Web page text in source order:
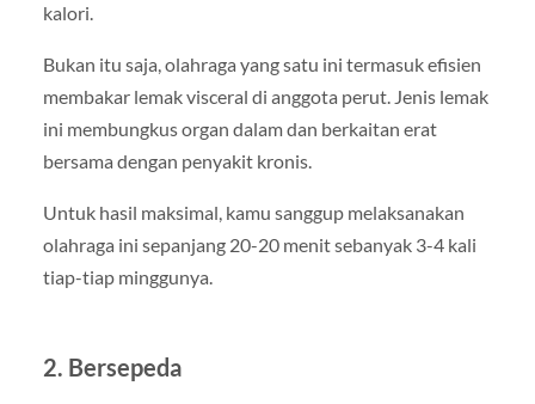
kalori.
Bukan itu saja, olahraga yang satu ini termasuk efisien
membakar lemak visceral di anggota perut. Jenis lemak
ini membungkus organ dalam dan berkaitan erat
bersama dengan penyakit kronis.
Untuk hasil maksimal, kamu sanggup melaksanakan
olahraga ini sepanjang 20-20 menit sebanyak 3-4 kali
tiap-tiap minggunya.
2. Bersepeda